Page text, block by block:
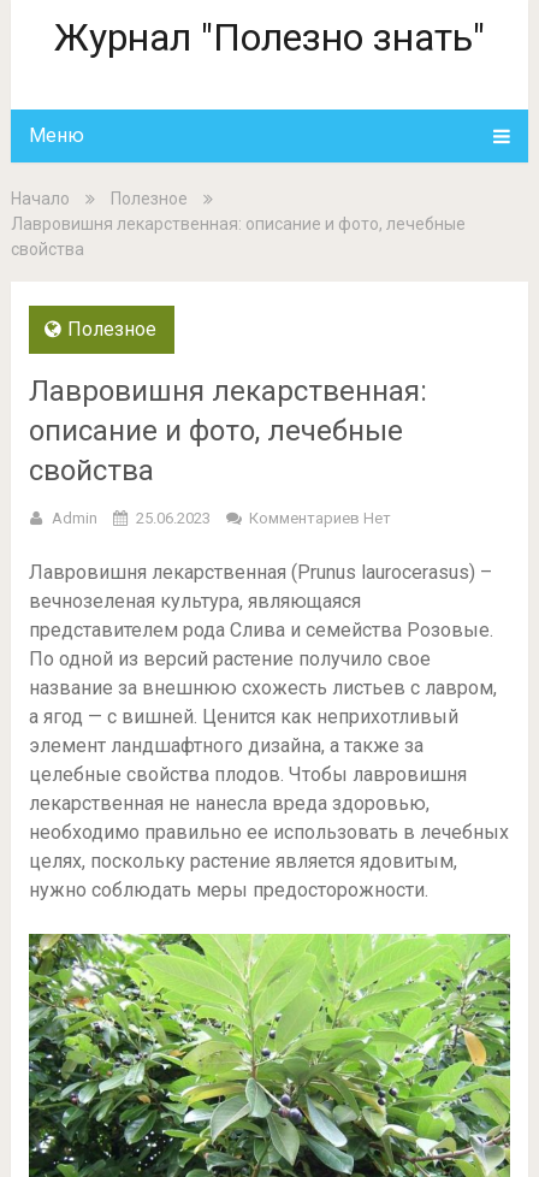
Журнал "Полезно знать"
Меню
Начало
Полезное
Лавровишня лекарственная: описание и фото, лечебные
свойства
Полезное
Лавровишня лекарственная:
описание и фото, лечебные
свойства
Admin 25.06.2023 Комментариев Нет
Лавровишня лекарственная (Prunus laurocerasus) –
вечнозеленая культура, являющаяся
представителем рода Слива и семейства Розовые.
По одной из версий растение получило свое
название за внешнюю схожесть листьев с лавром,
а ягод — с вишней. Ценится как неприхотливый
элемент ландшафтного дизайна, а также за
целебные свойства плодов. Чтобы лавровишня
лекарственная не нанесла вреда здоровью,
необходимо правильно ее использовать в лечебных
целях, поскольку растение является ядовитым,
нужно соблюдать меры предосторожности.